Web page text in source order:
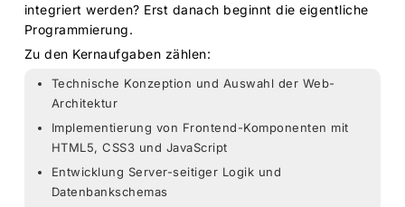
integriert werden? Erst danach beginnt die eigentliche
Programmierung.
Zu den Kernaufgaben zählen:
Technische Konzeption und Auswahl der Web-
Architektur
Implementierung von Frontend-Komponenten mit
HTML5, CSS3 und JavaScript
Entwicklung Server-seitiger Logik und
Datenbankschemas